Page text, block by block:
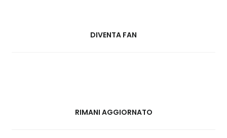
DIVENTA FAN
RIMANI AGGIORNATO